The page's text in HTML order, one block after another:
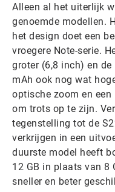
Alleen al het uiterlijk
genoemde modellen.
het design doet een
vroegere Note-serie.
groter (6,8 inch) en
mAh ook nog wat
optische zoom en
om trots op te zijn.
tegenstelling tot de
verkrijgen in een
duurste model heeft
12 GB in plaats van 8
sneller en beter